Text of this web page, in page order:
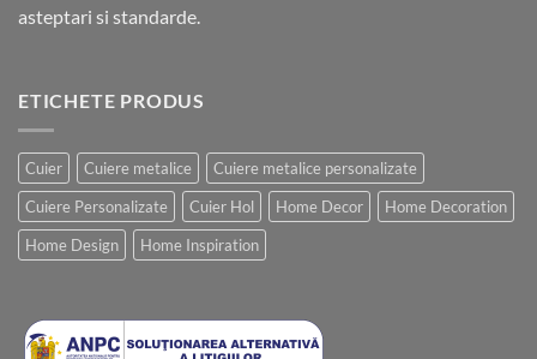
asteptari si standarde.
ETICHETE PRODUS
Cuier Cuiere metalice
Cuiere metalice personalizate
Cuiere Personalizate
Cuier Hol Home Decor
Home Decoration
Home Design
Home Inspiration